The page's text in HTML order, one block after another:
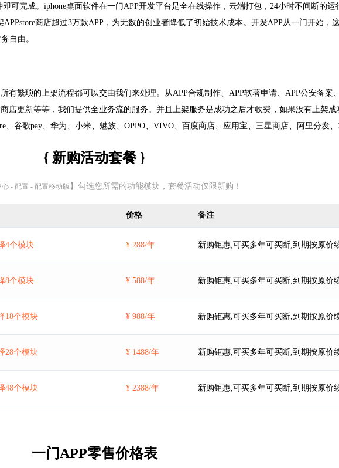
可完成。iphone桌面软件在一门APP开发平台是全在线操作，云端打包，24小时不间断的运
商店超过3万款APP，为无数的创业者降低了初始技术成本。开发APP从一门开始，
自由。
繁琐的上架流程都可以交由我们来处理。从APP合规制作、APP软著申请、APP公安备案
店更新等等，我们提供全业务流的服务。并且上架服务是成功之后才收费，如果没有上架
谷歌pay、华为、小米、魅族、OPPO、VIVO、百度商店、应用宝、三星商店、阿里分发、
{ 新购活动套餐 }
- 配置 - 配置移动版 】勾选您所需的功能模块，套餐活动仅限新购！
价格 备注
4个模块 ¥ 288/年 新购钜惠,可买多年可买断,到期按原价
8个模块 ¥ 588/年 新购钜惠,可买多年可买断,到期按原价
18个模块 ¥ 988/年 新购钜惠,可买多年可买断,到期按原价
28个模块 ¥ 1488/年 新购钜惠,可买多年可买断,到期按原价
48个模块 ¥ 2388/年 新购钜惠,可买多年可买断,到期按原价
一门APP零售价格表